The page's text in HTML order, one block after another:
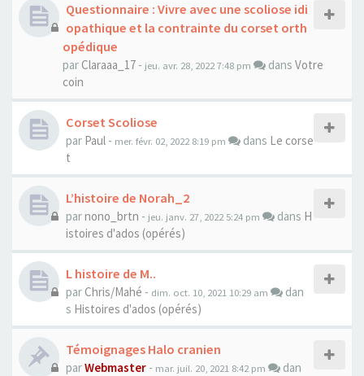
Questionnaire : Vivre avec une scoliose idi
opathique et la contrainte du corset orth
opédique
par Claraaa_17 - jeu. avr. 28, 2022 7:48 pm dans Votre
coin
Corset Scoliose
par Paul - mer. févr. 02, 2022 8:19 pm dans Le corse
t
L’histoire de Norah_2
parnono_brtn - jeu. janv. 27, 2022 5:24 pm dans H
istoires d'ados (opérés)
L histoire de M..
parChris/Mahé - dim. oct. 10, 2021 10:29 am
dan
s Histoires d'ados (opérés)
Témoignages Halo cranien
parWebmaster - mar. juil. 20, 2021 8:42 pm
dan